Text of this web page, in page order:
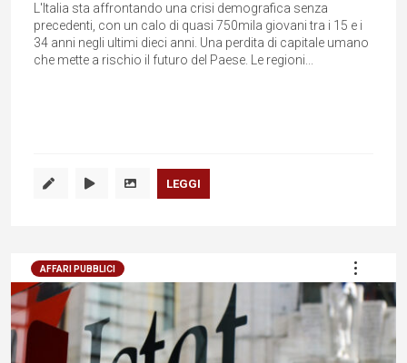
L'Italia sta affrontando una crisi demografica senza
precedenti, con un calo di quasi 750mila giovani tra i 15 e i
34 anni negli ultimi dieci anni. Una perdita di capitale umano
che mette a rischio il futuro del Paese. Le regioni...
LEGGI
AFFARI PUBBLICI